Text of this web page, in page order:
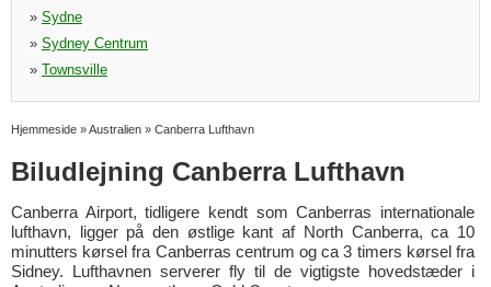
» Sydne
» Sydney Centrum
» Townsville
Hjemmeside »Australien » Canberra Lufthavn
Biludlejning Canberra Lufthavn
Canberra Airport, tidligere kendt som Canberras internationale
lufthavn, ligger på den østlige kant af North Canberra, ca 10
minutters kørsel fra Canberras centrum og ca 3 timers kørsel fra
Sidney. Lufthavnen serverer fly til de vigtigste hovedstæder i